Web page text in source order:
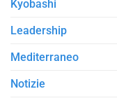
Kyobashi
Leadership
Mediterraneo
Notizie